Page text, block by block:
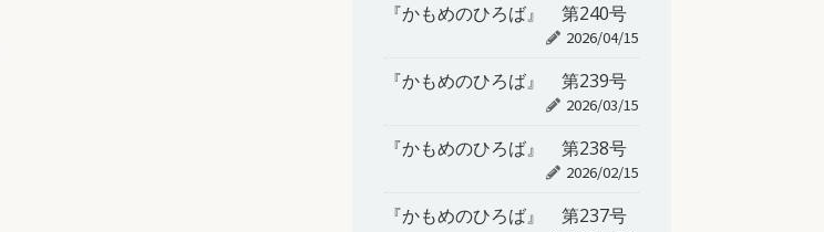
『かもめのひろば』 第240号
2026/04/15
『かもめのひろば』 第239号
2026/03/15
『かもめのひろば』 第238号
2026/02/15
『かもめのひろば』 第237号